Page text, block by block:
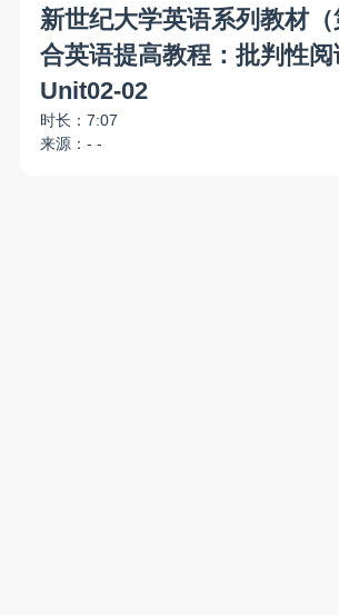
新世纪大学英语系列教材
合英语提高教程：批判性阅
Unit02-02
时长：7:07
来源：- -